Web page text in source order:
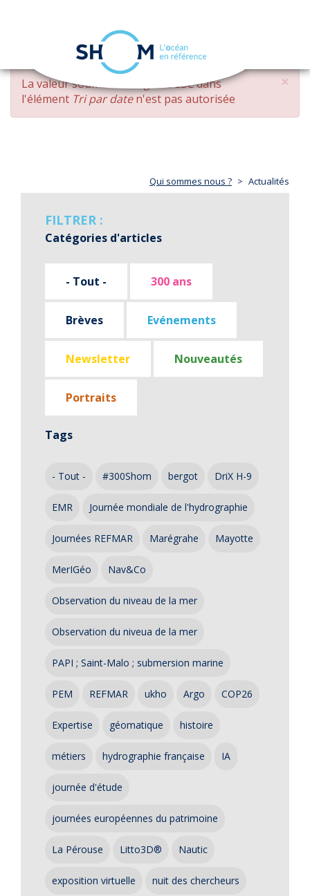
Aller
contenu
principal
navigation
×
MESSAGE
D'ERREUR
La valeur soumise changed DESCdans
l'élément Tri par daten'est pas autorisée
Qui sommes nous ? Actualités
FILTRER :
Catégories d'articles
- Tout - 300 ans
Brèves Evénements
Newsletter Nouveautés
Portraits
Tags
- Tout - #300Shom bergot DriX H-9
EMR Journée mondiale de l'hydrographie
Journées REFMAR Marégrahe Mayotte
MerIGéo Nav&Co
Observation du niveau de la mer
Observation du niveua de la mer
PAPI ; Saint-Malo ; submersion marine
PEM REFMAR ukho Argo COP26
Expertise géomatique histoire
métiers hydrographie française IA
journée d'étude
journées européennes du patrimoine
La Pérouse Litto3D® Nautic
exposition virtuelle nuit des chercheurs